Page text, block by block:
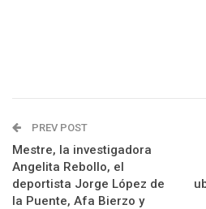
PREV POST
Mestre, la investigadora
Angelita Rebollo, el
deportista Jorge López de
la Puente, Afa Bierzo y